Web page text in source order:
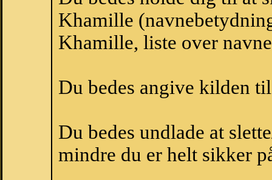
Khamille
Khamille, liste over
Du bedes angive kilden
Du bedes undlade at
mindre du er helt sikker